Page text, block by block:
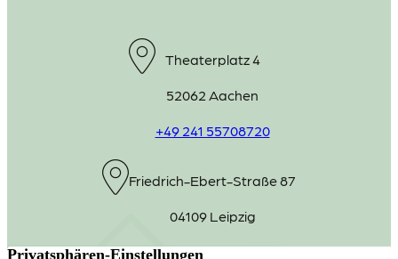
Theaterplatz 4
52062 Aachen
+49 241 55708720
Friedrich-Ebert-Straße 87
04109 Leipzig
+49 341 98975220